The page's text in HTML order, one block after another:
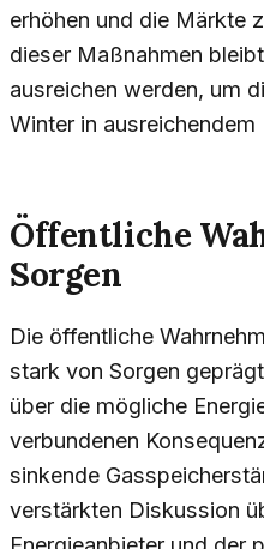
erhöhen und die Märkte
dieser Maßnahmen
ausreichen werden, um
Winter in
Öffentliche
Sorgen
Die öffentliche
stark von Sorgen
über die mögliche
verbundenen
sinkende
verstärkten Diskussion